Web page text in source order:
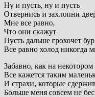
Ну и пусть, ну и пусть
Отвернись и захлопни
Мне все равно,
Что они скажут
Пусть дальше грохочет
Все равно холод никогда
Забавно, как на некотором
Все кажется таким
И страхи, которые
Больше меня совсем не